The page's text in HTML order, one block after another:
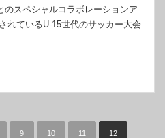
スペシャルコラボレーションア
れているU-15世代のサッカー大会
9 10 11 12